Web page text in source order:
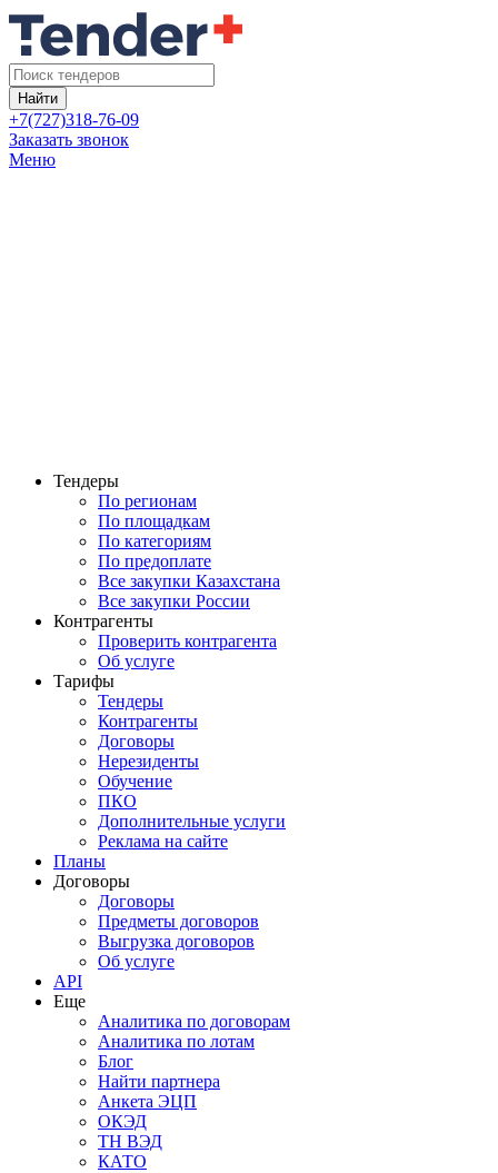
Найти
+7(727)318-76-09
Заказать звонок
Меню
Тендеры
По регионам
По площадкам
По категориям
По предоплате
Все закупки Казахстана
Все закупки России
Контрагенты
Проверить контрагента
Об услуге
Тарифы
Тендеры
Контрагенты
Договоры
Нерезиденты
Обучение
ПКО
Дополнительные услуги
Реклама на сайте
Планы
Договоры
Договоры
Предметы договоров
Выгрузка договоров
Об услуге
API
Еще
Аналитика по договорам
Аналитика по лотам
Блог
Найти партнера
Анкета ЭЦП
ОКЭД
ТН ВЭД
КАТО